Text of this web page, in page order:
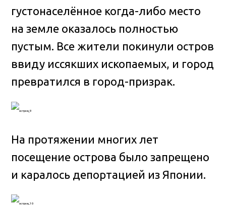
густонаселённое когда-либо место
на земле оказалось полностью
пустым. Все жители покинули остров
ввиду иссякших ископаемых, и город
превратился в город-призрак.
На протяжении многих лет
посещение острова было запрещено
и каралось депортацией из Японии.